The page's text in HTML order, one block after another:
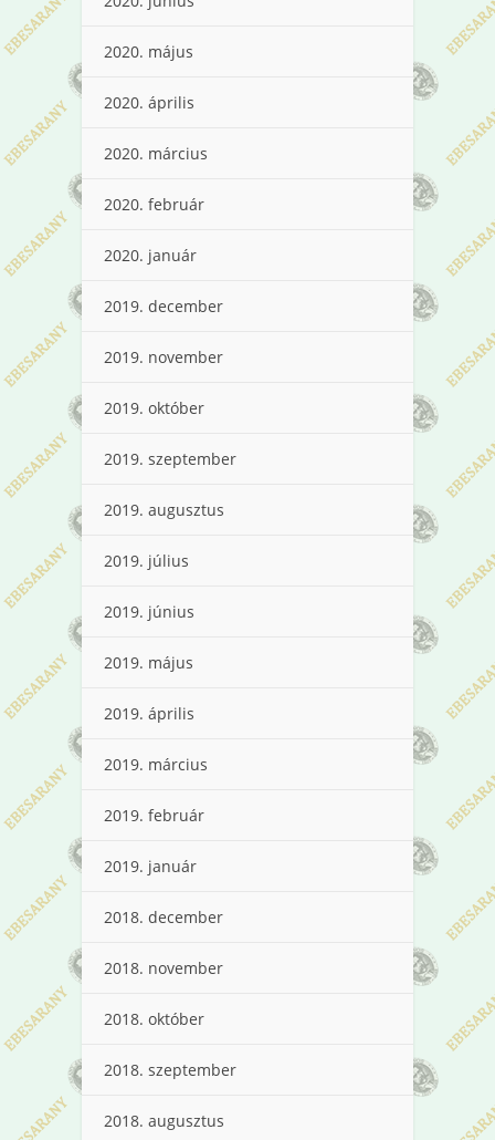
2020. május
2020. április
2020. március
2020. február
2020. január
2019. december
2019. november
2019. október
2019. szeptember
2019. augusztus
2019. július
2019. június
2019. május
2019. április
2019. március
2019. február
2019. január
2018. december
2018. november
2018. október
2018. szeptember
2018. augusztus